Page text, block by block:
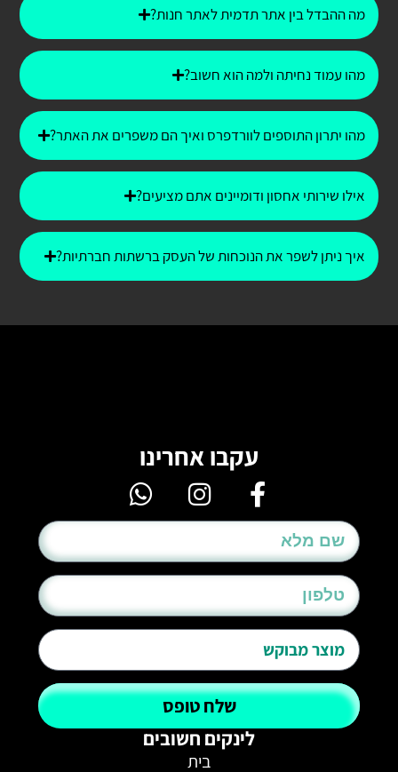
מה ההבדל בין אתר תדמית לאתר חנות?
מהו עמוד נחיתה ולמה הוא חשוב?
מהו יתרון התוספים לוורדפרס ואיך הם משפרים את האתר?
אילו שירותי אחסון ודומיינים אתם מציעים?
איך ניתן לשפר את הנוכחות של העסק ברשתות חברתיות?
עקבו אחרינו
שלח טופס
לינקים חשובים
בית